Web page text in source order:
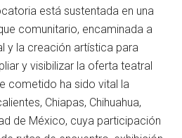
está sustentada en una
comunitario, encaminada a
y la creación artística para
y visibilizar la oferta teatral
cometido ha sido vital la
Chiapas, Chihuahua,
de México, cuya participación